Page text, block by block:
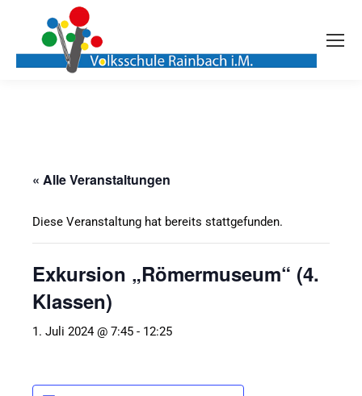
« Alle Veranstaltungen
Diese Veranstaltung hat bereits stattgefunden.
Exkursion „Römermuseum“ (4.
Klassen)
1. Juli 2024 @ 7:45 - 12:25